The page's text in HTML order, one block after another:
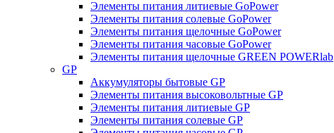
Элементы питания литиевые GoPower
Элементы питания солевые GoPower
Элементы питания щелочные GoPower
Элементы питания часовые GoPower
Элементы питания щелочные GREEN POWERlab
GP
Аккумуляторы бытовые GP
Элементы питания высоковольтные GP
Элементы питания литиевые GP
Элементы питания солевые GP